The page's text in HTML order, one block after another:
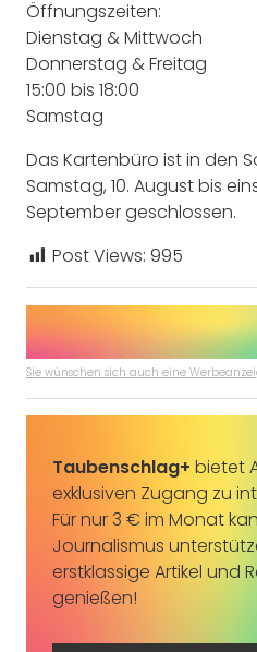
Öffnungszeiten:
Dienstag & Mittwoch
Donnerstag & Freitag
15:00 bis 18:00
Samstag
Das Kartenbüro ist in den
Samstag, 10. August bis
September geschlossen.
Post Views: 995
Sie wünschen sich auch eine
Taubenschlag+ bietet
exklusiven Zugang zu
Für nur 3 € im Monat
Journalismus
erstklassige Artikel und
genießen!